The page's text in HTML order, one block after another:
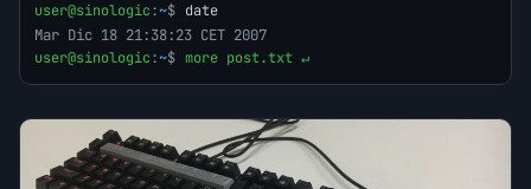
user@sinologic:~$ date
Mar Dic 18 21:38:23 CET 2007
user@sinologic:~$ more post.txt ↵